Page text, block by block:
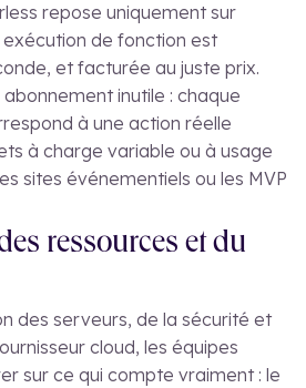
repose uniquement sur
exécution de fonction est
et facturée au juste prix.
inutile : chaque
à une action réelle
à charge variable ou à usage
sites événementiels ou les MVP
ressources et du
des serveurs, de la sécurité et
cloud, les équipes
sur ce qui compte vraiment : le